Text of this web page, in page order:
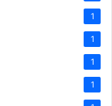
1
1
1
1